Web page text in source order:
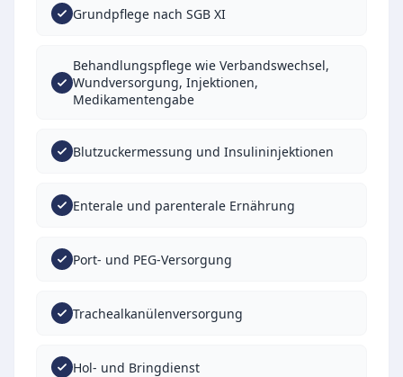
Grundpflege nach SGB XI
Behandlungspflege wie Verbandswechsel,
Wundversorgung, Injektionen,
Medikamentengabe
Blutzuckermessung und Insulininjektionen
Enterale und parenterale Ernährung
Port- und PEG-Versorgung
Trachealkanülenversorgung
Hol- und Bringdienst